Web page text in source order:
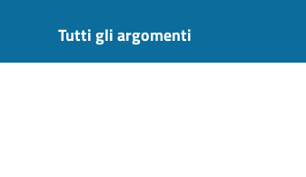
Tutti gli argomenti